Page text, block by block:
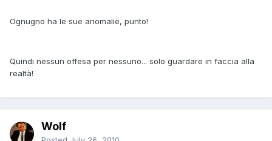
Ognugno ha le sue anomalie, punto!
Quindi nessun offesa per nessuno... solo guardare in faccia alla
realtà!
Wolf